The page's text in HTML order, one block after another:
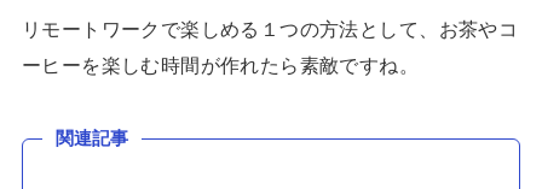
リモートワークで楽しめる１つの方法として、お茶やコ
ーヒーを楽しむ時間が作れたら素敵ですね。
関連記事